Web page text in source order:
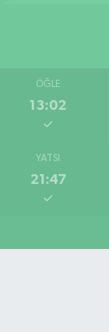
ÖĞLE
13:02
YATSI
21:47